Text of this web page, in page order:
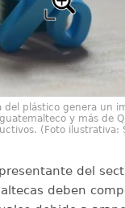
del plástico genera un
y más de
(Foto ilustrativa:
del
deben